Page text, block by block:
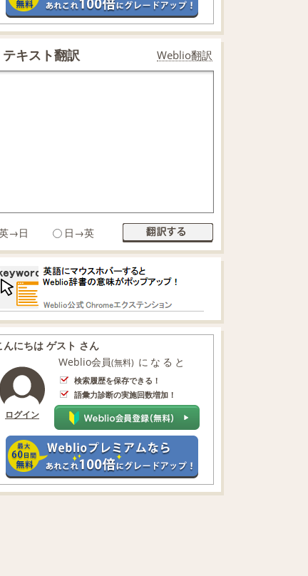
テキスト翻訳 Weblio翻訳
→日 日→英
んにちは ゲスト さん
ログイン
Weblio会員(無料) になると
検索履歴を保存できる！
語彙力診断の実施回数増加！